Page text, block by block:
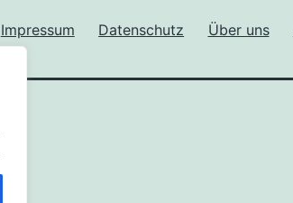
Impressum Datenschutz Über uns